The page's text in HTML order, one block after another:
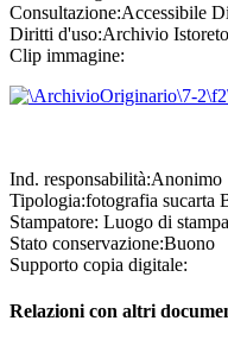
Consultazione:Accessibile
Diritti d'uso:Archivio Istoreto
Clip immagine:
Ind. responsabilità:Anonimo
Tipologia:fotografia sucarta
Stampatore: Luogo di
Stato conservazione:Buono
Supporto copia digitale:
Relazioni con altri